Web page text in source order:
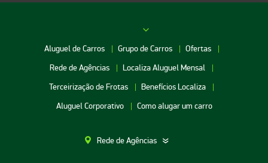
Aluguel de Carros Grupo de Carros
Ofertas
Rede de Agências
Localiza Aluguel Mensal
Terceirização de Frotas
Benefícios Localiza
Aluguel Corporativo
Como alugar um carro
Rede de Agências